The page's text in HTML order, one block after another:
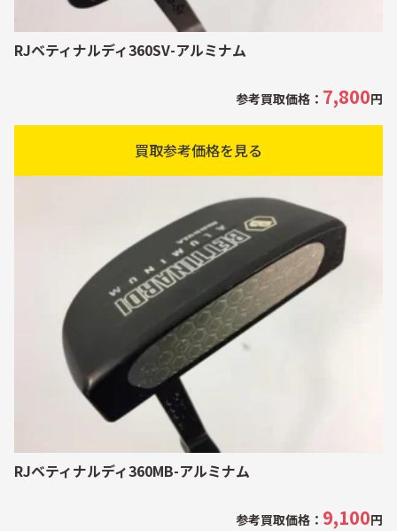
RJベティナルディ360SV-アルミナム
参考買取価格： 7,800円
買取参考価格を見る
RJベティナルディ360MB-アルミナム
参考買取価格： 9,100円